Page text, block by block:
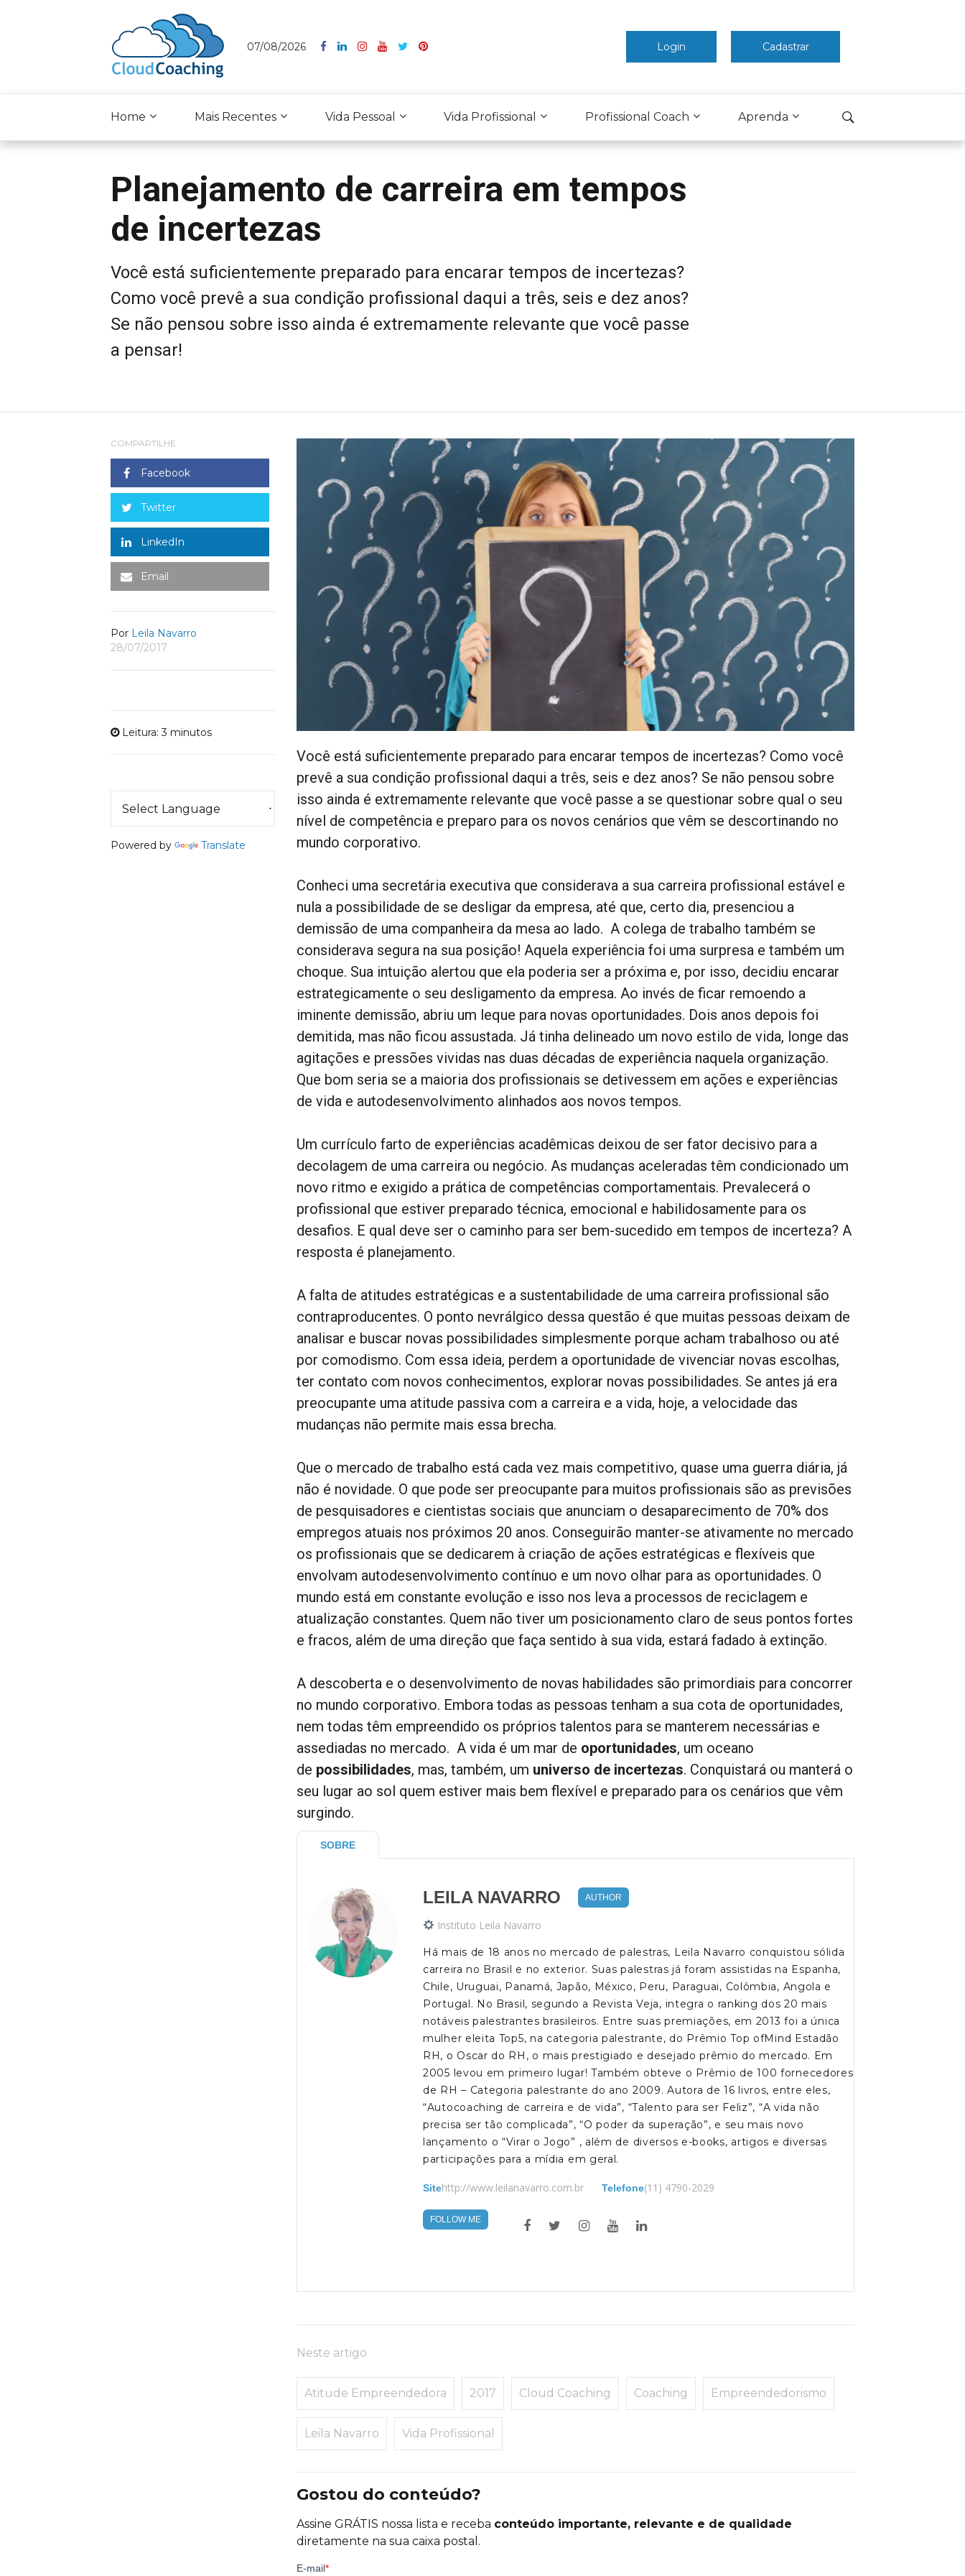
07/08/2026 Login Cadastrar
Home Mais Recentes Vida Pessoal Vida Profissional Profissional Coach Aprenda
Planejamento de carreira em tempos
de incertezas
Você está suficientemente preparado para encarar tempos de incertezas?
Como você prevê a sua condição profissional daqui a três, seis e dez anos?
Se não pensou sobre isso ainda é extremamente relevante que você passe
a pensar!
COMPARTILHE
Facebook
Twitter
LinkedIn
Email
Por Leila Navarro
28/07/2017
Leitura: 3 minutos
Powered by Translate
Você está suficientemente preparado para encarar tempos de incertezas? Como você
prevê a sua condição profissional daqui a três, seis e dez anos? Se não pensou sobre
isso ainda é extremamente relevante que você passe a se questionar sobre qual o seu
nível de competência e preparo para os novos cenários que vêm se descortinando no
mundo corporativo.
Conheci uma secretária executiva que considerava a sua carreira profissional estável e
nula a possibilidade de se desligar da empresa, até que, certo dia, presenciou a
demissão de uma companheira da mesa ao lado. A colega de trabalho também se
considerava segura na sua posição! Aquela experiência foi uma surpresa e também um
choque. Sua intuição alertou que ela poderia ser a próxima e, por isso, decidiu encarar
estrategicamente o seu desligamento da empresa. Ao invés de ficar remoendo a
iminente demissão, abriu um leque para novas oportunidades. Dois anos depois foi
demitida, mas não ficou assustada. Já tinha delineado um novo estilo de vida, longe das
agitações e pressões vividas nas duas décadas de experiência naquela organização.
Que bom seria se a maioria dos profissionais se detivessem em ações e experiências
de vida e autodesenvolvimento alinhados aos novos tempos.
Um currículo farto de experiências acadêmicas deixou de ser fator decisivo para a
decolagem de uma carreira ou negócio. As mudanças aceleradas têm condicionado um
novo ritmo e exigido a prática de competências comportamentais. Prevalecerá o
profissional que estiver preparado técnica, emocional e habilidosamente para os
desafios. E qual deve ser o caminho para ser bem-sucedido em tempos de incerteza? A
resposta é planejamento.
A falta de atitudes estratégicas e a sustentabilidade de uma carreira profissional são
contraproducentes. O ponto nevrálgico dessa questão é que muitas pessoas deixam de
analisar e buscar novas possibilidades simplesmente porque acham trabalhoso ou até
por comodismo. Com essa ideia, perdem a oportunidade de vivenciar novas escolhas,
ter contato com novos conhecimentos, explorar novas possibilidades. Se antes já era
preocupante uma atitude passiva com a carreira e a vida, hoje, a velocidade das
mudanças não permite mais essa brecha.
Que o mercado de trabalho está cada vez mais competitivo, quase uma guerra diária, já
não é novidade. O que pode ser preocupante para muitos profissionais são as previsões
de pesquisadores e cientistas sociais que anunciam o desaparecimento de 70% dos
empregos atuais nos próximos 20 anos. Conseguirão manter-se ativamente no mercado
os profissionais que se dedicarem à criação de ações estratégicas e flexíveis que
envolvam autodesenvolvimento contínuo e um novo olhar para as oportunidades. O
mundo está em constante evolução e isso nos leva a processos de reciclagem e
atualização constantes. Quem não tiver um posicionamento claro de seus pontos fortes
e fracos, além de uma direção que faça sentido à sua vida, estará fadado à extinção.
A descoberta e o desenvolvimento de novas habilidades são primordiais para concorrer
no mundo corporativo. Embora todas as pessoas tenham a sua cota de oportunidades,
nem todas têm empreendido os próprios talentos para se manterem necessárias e
assediadas no mercado. A vida é um mar de oportunidades, um oceano
de possibilidades, mas, também, um universo de incertezas. Conquistará ou manterá o
seu lugar ao sol quem estiver mais bem flexível e preparado para os cenários que vêm
surgindo.
SOBRE
LEILA NAVARRO AUTHOR
Instituto Leila Navarro
Há mais de 18 anos no mercado de palestras, Leila Navarro conquistou sólida
carreira no Brasil e no exterior. Suas palestras já foram assistidas na Espanha,
Chile, Uruguai, Panamá, Japão, México, Peru, Paraguai, Colômbia, Angola e
Portugal. No Brasil, segundo a Revista Veja, integra o ranking dos 20 mais
notáveis palestrantes brasileiros. Entre suas premiações, em 2013 foi a única
mulher eleita Top5, na categoria palestrante, do Prêmio Top ofMind Estadão
RH, o Oscar do RH, o mais prestigiado e desejado prêmio do mercado. Em
2005 levou em primeiro lugar! Também obteve o Prêmio de 100 fornecedores
de RH – Categoria palestrante do ano 2009. Autora de 16 livros, entre eles,
“Autocoaching de carreira e de vida”, “Talento para ser Feliz”, “A vida não
precisa ser tão complicada”, “O poder da superação”, e seu mais novo
lançamento o “Virar o Jogo” , além de diversos e-books, artigos e diversas
participações para a mídia em geral.
Sitehttp://www.leilanavarro.com.br Telefone(11) 4790-2029
FOLLOW ME
Neste artigo
Atitude Empreendedora 2017 Cloud Coaching Coaching Empreendedorismo
Leila Navarro Vida Profissional
Gostou do conteúdo?
Assine GRÁTIS nossa lista e receba conteúdo importante, relevante e de qualidade
diretamente na sua caixa postal.